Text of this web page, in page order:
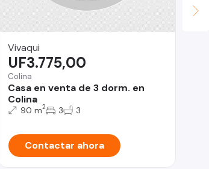
Vivaqui
Colina
Casa en venta de 3 dorm. en
Colina
UF3.775,00
90 m2 3 3
Contactar ahora